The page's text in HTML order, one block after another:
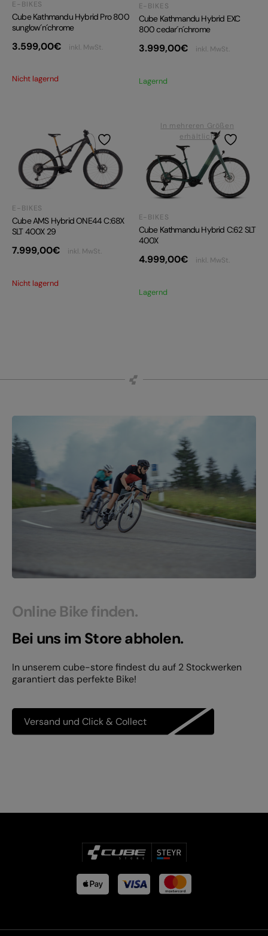
E-BIKES
Cube Kathmandu Hybrid Pro 800
sunglow´n´chrome
3.599,00€ inkl. MwSt.
Nicht lagernd
E-BIKES
Cube Kathmandu Hybrid EXC
800 cedar´n´chrome
3.999,00€ inkl. MwSt.
Lagernd
E-BIKES
Cube AMS Hybrid ONE44 C:68X
SLT 400X 29
7.999,00€ inkl. MwSt.
Nicht lagernd
In mehreren Größen
erhältlich
E-BIKES
Cube Kathmandu Hybrid C:62 SLT
400X
4.999,00€ inkl. MwSt.
Lagernd
Online Bike finden.
Bei uns im Store abholen.
In unserem cube-store findest du auf 2 Stockwerken
garantiert das perfekte Bike!
Versand und Click & Collect